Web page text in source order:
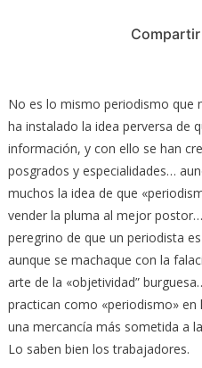
Compartir
No es lo mismo periodismo que
ha instalado la idea perversa de
información, y con ello se han
posgrados y especialidades…
muchos la idea de que
vender la pluma al mejor
peregrino de que un periodista
aunque se machaque con la
arte de la «objetividad”
practican como «periodismo»
una mercancía más sometida a
Lo saben bien los trabajadores.